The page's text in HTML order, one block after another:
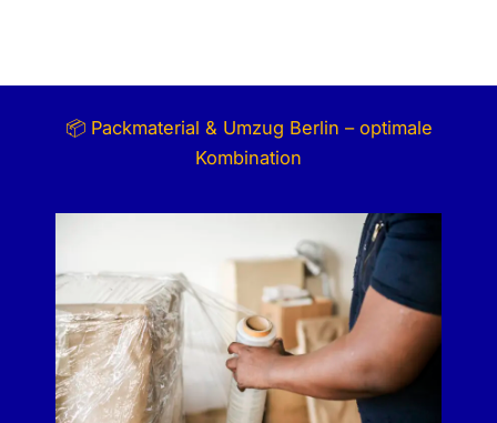
📦 Packmaterial & Umzug Berlin – optimale
Kombination